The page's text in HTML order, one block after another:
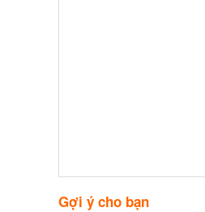
Gợi ý cho bạn